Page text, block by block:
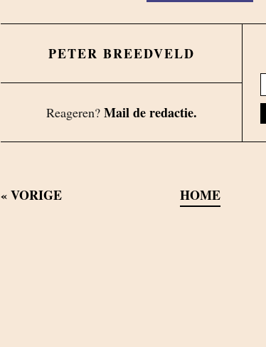
PETER BREEDVELD
Reageren? Mail de redactie.
«VORIGE HOME